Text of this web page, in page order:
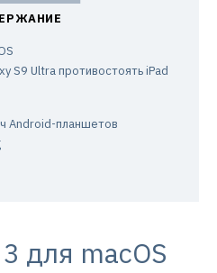
S9 Ultra противостоять iPad
Android-планшетов
для macOS